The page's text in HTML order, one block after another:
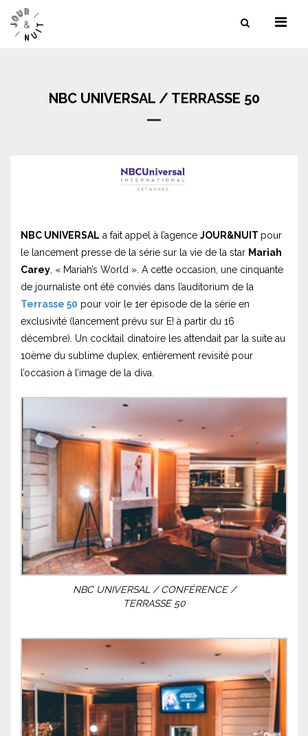
NBC UNIVERSAL / TERRASSE 50
NBC UNIVERSAL a fait appel à l’agence JOUR&NUIT pour
le lancement presse de la série sur la vie de la star Mariah
Carey , « Mariah’s World ». A cette occasion, une cinquante
de journaliste ont été conviés dans l’auditorium de la
Terrasse 50 pour voir le 1er épisode de la série en
exclusivité (lancement prévu sur E! à partir du 16
décembre). Un cocktail dinatoire les attendait par la suite au
10ème du sublime duplex, entièrement revisité pour
l’occasion à l’image de la diva.
NBC UNIVERSAL / CONFÉRENCE /
TERRASSE 50